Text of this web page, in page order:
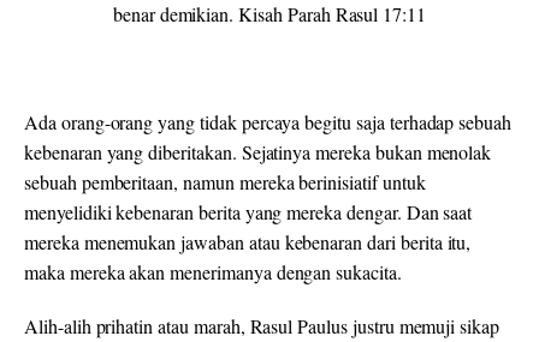
benar demikian. Kisah Parah Rasul 17:11
Ada orang-orang yang tidak percaya begitu saja terhadap sebuah
kebenaran yang diberitakan. Sejatinya mereka bukan menolak
sebuah pemberitaan, namun mereka berinisiatif untuk
menyelidiki kebenaran berita yang mereka dengar. Dan saat
mereka menemukan jawaban atau kebenaran dari berita itu,
maka mereka akan menerimanya dengan sukacita.
Alih-alih prihatin atau marah, Rasul Paulus justru memuji sikap